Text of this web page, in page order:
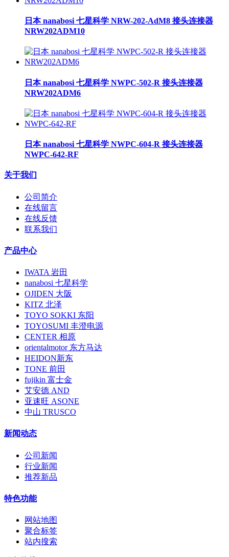
日本 nanabosi 七星科学 NRW-202-AdM8 接头连接器
NRW202ADM10
日本 nanabosi 七星科学 NWPC-502-R 接头连接器
NRW202ADM6
日本 nanabosi 七星科学 NWPC-604-R 接头连接器
NWPC-642-RF
关于我们
公司简介
在线留言
在线反馈
联系我们
产品中心
IWATA 岩田
nanabosi 七星科学
OJIDEN 大阪
KITZ 北泽
TOYO SOKKI 东阳
TOYOSUMI 丰澄电源
CENTER 相原
orientalmotor 东方马达
HEIDON新东
TONE 前田
fujikin 富士金
艾安德 AND
亚速旺 ASONE
中山 TRUSCO
新闻动态
公司新闻
行业新闻
推荐新品
特色功能
网站地图
聚合标签
站内搜索